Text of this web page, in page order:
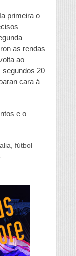
primeira o
as rendas
ao
segundos 20
cara á
e o
, fútbol